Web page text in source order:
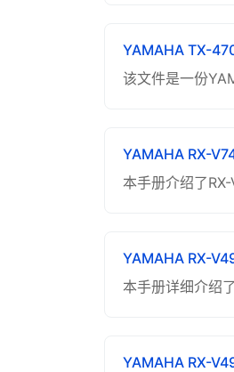
YAMAHA TX-
该文件是一份
YAMAHA RX-
本手册介绍了
YAMAHA RX-
本手册详细介绍
YAMAHA RX-